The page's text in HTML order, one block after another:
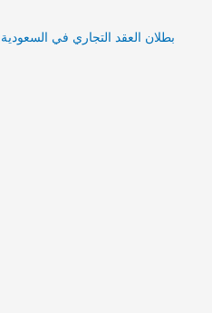
بطلان العقد التجاري في السعودية: